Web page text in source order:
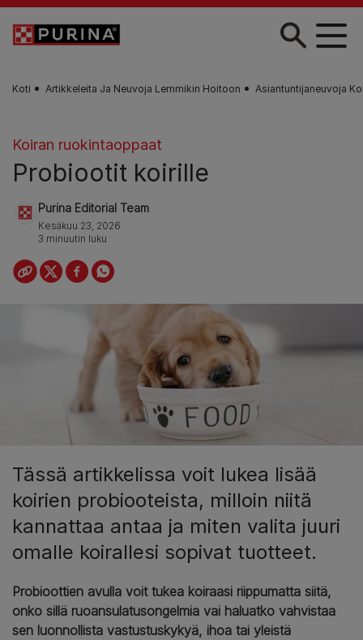
Skip to main content
Koti Artikkeleita Ja Neuvoja Lemmikin Hoitoon Asiantuntijaneuvoja
Koiran ruokintaoppaat
Probiootit koirille
Purina Editorial Team
Kesäkuu 23, 2026
3 minuutin luku
Tässä artikkelissa voit lukea lisää
koirien probiooteista, milloin niitä
kannattaa antaa ja miten valita juuri
omalle koirallesi sopivat tuotteet.
Probioottien avulla voit tukea koiraasi riippumatta siitä,
onko sillä ruoansulatusongelmia vai haluatko vahvistaa
sen luonnollista vastustuskykyä, ihoa tai yleistä